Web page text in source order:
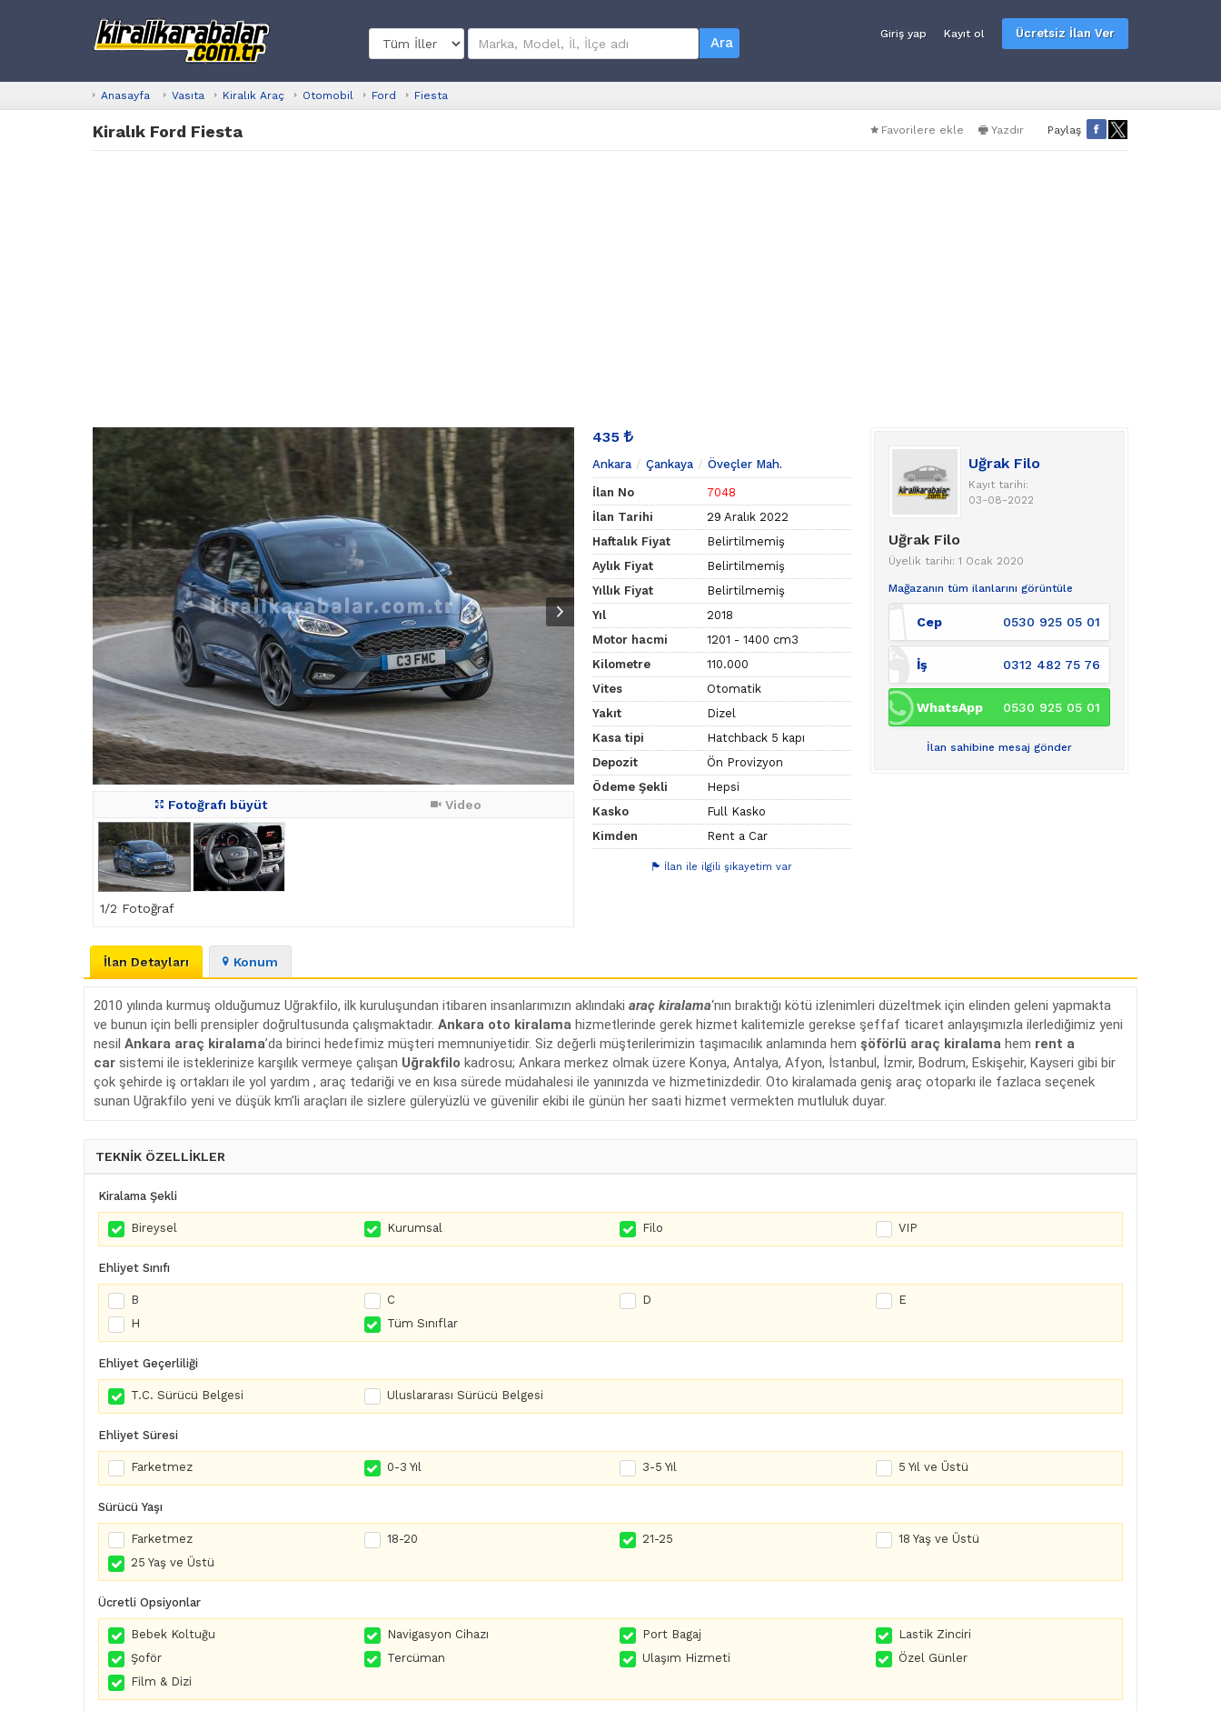
Ara
Giriş yap Kayıt ol Ücretsiz İlan Ver
Anasayfa Vasıta Kiralık Araç Otomobil Ford Fiesta
Kiralık Ford Fiesta Favorilere ekle Yazdır Paylaş
Fotoğrafı büyüt Video
1/2 Fotoğraf
435
Ankara Çankaya Öveçler Mah.
İlan No
7048
İlan Tarihi
29 Aralık 2022
Haftalık Fiyat
Belirtilmemiş
Aylık Fiyat
Belirtilmemiş
Yıllık Fiyat
Belirtilmemiş
Yıl
2018
Motor hacmi
1201 - 1400 cm3
Kilometre
110.000
Vites
Otomatik
Yakıt
Dizel
Kasa tipi
Hatchback 5 kapı
Depozit
Ön Provizyon
Ödeme Şekli
Hepsi
Kasko
Full Kasko
Kimden
Rent a Car
İlan ile ilgili şikayetim var
Uğrak Filo
Kayıt tarihi:
03-08-2022
Uğrak Filo
Üyelik tarihi: 1 Ocak 2020
Mağazanın tüm ilanlarını görüntüle
Cep 0530 925 05 01
İş 0312 482 75 76
WhatsApp 0530 925 05 01
İlan sahibine mesaj gönder
İlan Detayları Konum
2010 yılında kurmuş olduğumuz Uğrakfilo, ilk kuruluşundan itibaren insanlarımızın aklındaki araç kiralama‘nın bıraktığı kötü izlenimleri düzeltmek için elinden geleni yapmakta
ve bunun için belli prensipler doğrultusunda çalışmaktadır. Ankara oto kiralama hizmetlerinde gerek hizmet kalitemizle gerekse şeffaf ticaret anlayışımızla ilerlediğimiz yeni
nesil Ankara araç kiralama’da birinci hedefimiz müşteri memnuniyetidir. Siz değerli müşterilerimizin taşımacılık anlamında hem şöförlü araç kiralama hem rent a
car sistemi ile isteklerinize karşılık vermeye çalışan Uğrakfilo kadrosu; Ankara merkez olmak üzere Konya, Antalya, Afyon, İstanbul, İzmir, Bodrum, Eskişehir, Kayseri gibi bir
çok şehirde iş ortakları ile yol yardım , araç tedariği ve en kısa sürede müdahalesi ile yanınızda ve hizmetinizdedir. Oto kiralamada geniş araç otoparkı ile fazlaca seçenek
sunan Uğrakfilo yeni ve düşük km’li araçları ile sizlere güleryüzlü ve güvenilir ekibi ile günün her saati hizmet vermekten mutluluk duyar.
TEKNİK ÖZELLİKLER
Kiralama Şekli
Bireysel Kurumsal Filo VIP
Ehliyet Sınıfı
B C D
E
H
Tüm Sınıflar
Ehliyet Geçerliliği
T.C. Sürücü Belgesi Uluslararası Sürücü Belgesi
Ehliyet Süresi
Farketmez 0-3 Yıl 3-5 Yıl 5 Yıl ve Üstü
Sürücü Yaşı
Farketmez 18-20 21-25
18 Yaş ve Üstü
25 Yaş ve Üstü
Ücretli Opsiyonlar
Bebek Koltuğu Navigasyon Cihazı Port Bagaj
Lastik Zinciri
Şoför
Tercüman Ulaşım Hizmeti
Özel Günler
Film & Dizi